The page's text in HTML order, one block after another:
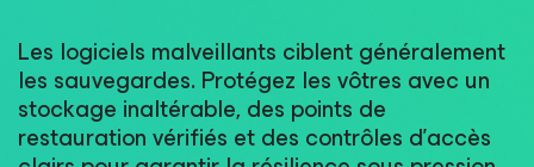
Les logiciels malveillants ciblent généralement
les sauvegardes. Protégez les vôtres avec un
stockage inaltérable, des points de
restauration vérifiés et des contrôles d’accès